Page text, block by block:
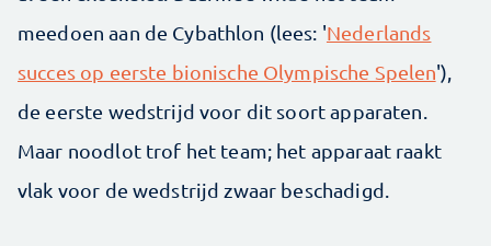
meedoen aan de Cybathlon (lees: 'Nederlands
succes op eerste bionische Olympische Spelen'),
de eerste wedstrijd voor dit soort apparaten.
Maar noodlot trof het team; het apparaat raakt
vlak voor de wedstrijd zwaar beschadigd.